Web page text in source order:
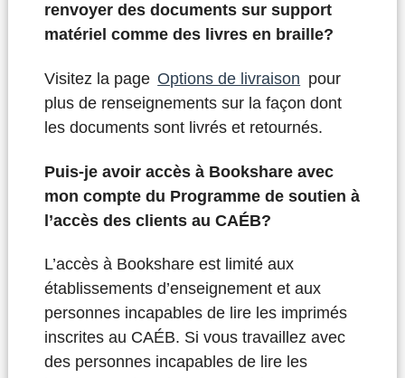
renvoyer des documents sur support
matériel comme des livres en braille?
Visitez la page Options de livraison pour
plus de renseignements sur la façon dont
les documents sont livrés et retournés.
Puis-je avoir accès à Bookshare avec
mon compte du Programme de soutien à
l’accès des clients au CAÉB?
L’accès à Bookshare est limité aux
établissements d’enseignement et aux
personnes incapables de lire les imprimés
inscrites au CAÉB. Si vous travaillez avec
des personnes incapables de lire les